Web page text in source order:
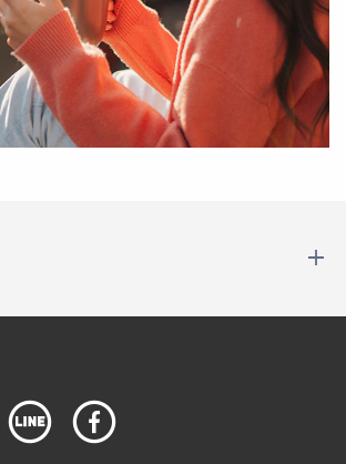
會員) 。
因電腦、網路、電話、技術或其他不可